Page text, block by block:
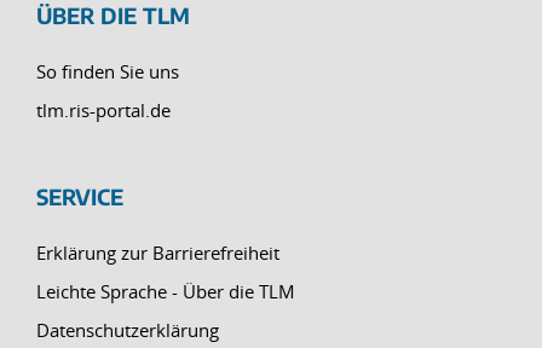
ÜBER DIE TLM
So finden Sie uns
tlm.ris-portal.de
SERVICE
Erklärung zur Barrierefreiheit
Leichte Sprache - Über die TLM
Datenschutzerklärung